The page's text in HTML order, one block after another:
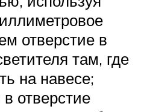
отверстие в
там, где
на навесе;
отверстие